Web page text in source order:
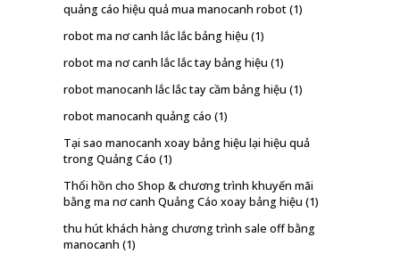
quảng cáo hiệu quả mua manocanh robot(1)
robot ma nơ canh lắc lắc bảng hiệu (1)
robot ma nơ canh lắc lắc tay bảng hiệu (1)
robot manocanh lắc lắc tay cầm bảng hiệu (1)
robot manocanh quảng cáo (1)
Tại sao manocanh xoay bảng hiệu lại hiệu quả
trong Quảng Cáo (1)
Thổi hồn cho Shop & chương trình khuyến mãi
bằng ma nơ canh Quảng Cáo xoay bảng hiệu (1)
thu hút khách hàng chương trình sale off bằng
manocanh (1)